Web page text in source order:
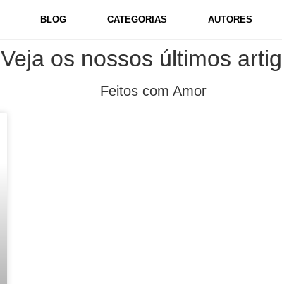
BLOG CATEGORIAS AUTORES
Veja os nossos últimos
Feitos com Amor